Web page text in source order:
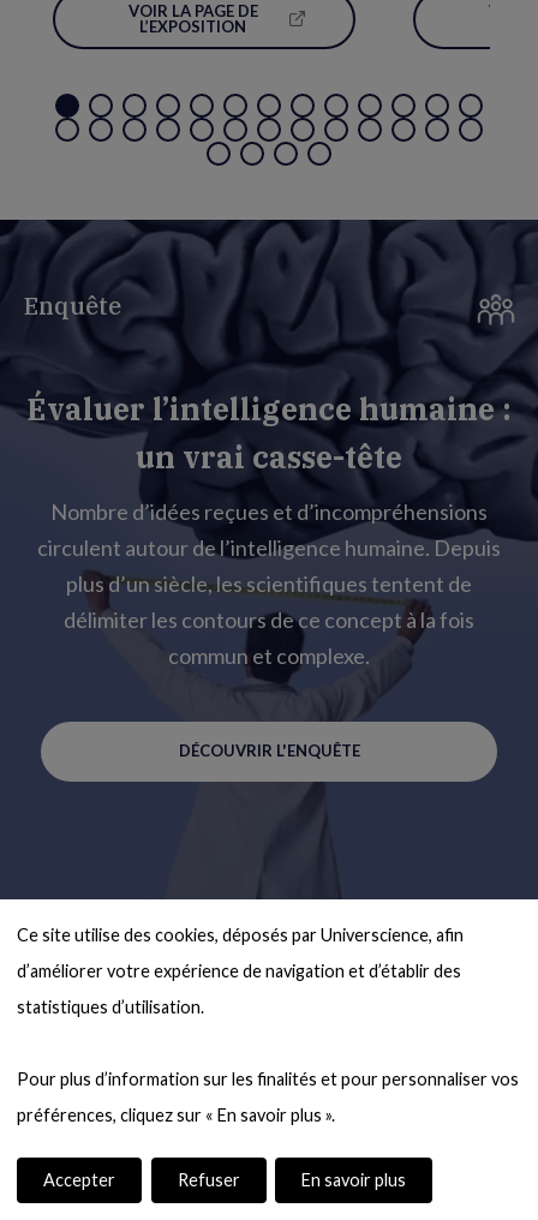
Ce site utilise des cookies, déposés par Universcience, afin
d’améliorer votre expérience de navigation et d’établir des
statistiques d’utilisation.
Pour plus d’information sur les finalités et pour personnaliser vos
Accepter Refuser En savoir plus
VOIR LA PAGE DE
L’EXPOSITION(NOUVELLE
VOIR
Enquête
Évaluer l’intelligence humaine :
un vrai casse-tête
Nombre d’idées reçues et d’incompréhensions
circulent autour de l’intelligence humaine. Depuis
plus d’un siècle, les scientifiques tentent de
délimiter les contours de ce concept à la fois
commun et complexe.
DÉCOUVRIR L'ENQUÊTE